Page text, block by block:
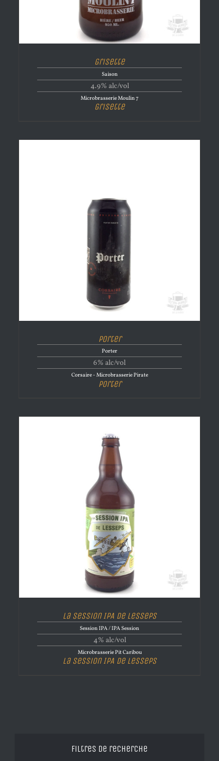
Grisette
Saison
4.9% alc/vol
Microbrasserie Moulin 7
Grisette
Porter
Porter
6% alc/vol
Corsaire - Microbrasserie Pirate
Porter
La Session IPA de Lesseps
Session IPA / IPA Session
4% alc/vol
Microbrasserie Pit Caribou
La Session IPA de Lesseps
Filtres de recherche